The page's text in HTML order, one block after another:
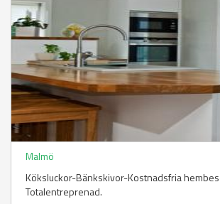
Malmö
Köksluckor-Bänkskivor-Kostnadsfria
Totalentreprenad.